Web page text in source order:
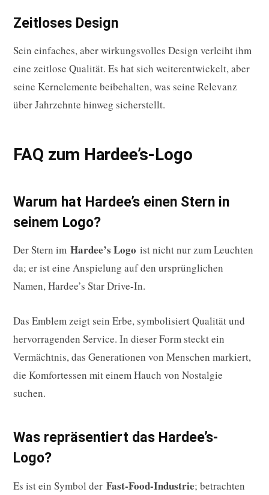
Zeitloses Design
Sein einfaches, aber wirkungsvolles Design verleiht ihm
eine zeitlose Qualität. Es hat sich weiterentwickelt, aber
seine Kernelemente beibehalten, was seine Relevanz
über Jahrzehnte hinweg sicherstellt.
FAQ zum Hardee’s-Logo
Warum hat Hardee’s einen Stern in
seinem Logo?
Der Stern im Hardee’s Logo ist nicht nur zum Leuchten
da; er ist eine Anspielung auf den ursprünglichen
Namen, Hardee’s Star Drive-In.
Das Emblem zeigt sein Erbe, symbolisiert Qualität und
hervorragenden Service. In dieser Form steckt ein
Vermächtnis, das Generationen von Menschen markiert,
die Komfortessen mit einem Hauch von Nostalgie
suchen.
Was repräsentiert das Hardee’s-
Logo?
Es ist ein Symbol der Fast-Food-Industrie; betrachten